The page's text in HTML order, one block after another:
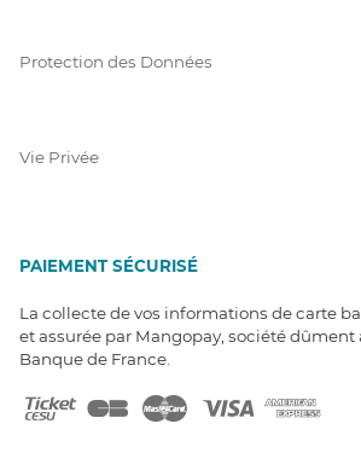
Protection des Données
Vie Privée
PAIEMENT SÉCURISÉ
La collecte de vos informations de carte
et assurée par Mangopay, société dûment
Banque de France.